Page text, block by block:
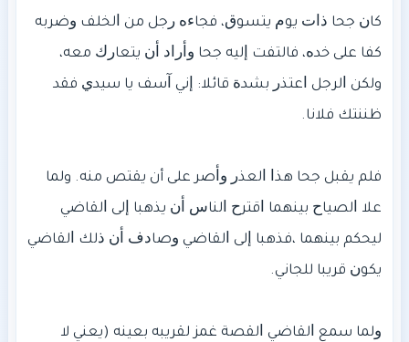
ﻛﺎﻥ ﺟﺤﺎ ﺫﺍﺕ ﻳﻮﻡ ﻳﺘﺴﻮﻕ، فجاﺀﻩ ﺭﺟﻞ ﻣﻦ ﺍﻟﺨﻠﻒ ﻭﺿﺮﺑﻪ
ﻛﻔﺎ ﻋﻠﻰ ﺧﺪﻩ، فاﻟﺘﻔﺖ ﺇﻟﻴﻪ ﺟﺤﺎ ﻭﺃﺭﺍﺩ ﺃﻥ ﻳﺘﻌﺎﺭﻙ ﻣﻌﻪ،
وﻟﻜﻦ ﺍﻟﺮﺟﻞ ﺍﻋﺘﺬﺭ ﺑﺸﺪﺓ ﻗﺎﺋﻼ: ﺇﻧﻲ ﺁﺳﻒ ﻳﺎ ﺳﻴﺪﻱ ﻓﻘﺪ
ﻓﻠﻢ ﻳﻘﺒﻞ ﺟﺤﺎ ﻫﺬﺍ ﺍﻟﻌﺬﺭ ﻭﺃﺻﺮ ﻋﻠﻰ أن يقتص منه. وﻟﻤﺎ
ﻋﻼ ﺍﻟﺼﻴﺎﺡ ﺑﻴﻨﻬﻤﺎ ﺍﻗﺘﺮﺡ ﺍﻟﻨﺎﺱ ﺃﻥ ﻳﺬﻫﺒﺎ ﺇﻟﻰ ﺍﻟﻘﺎﺿﻲ
ﻟﻴﺤﻜﻢ ﺑﻴﻨﻬﻤﺎ ،ﻓﺬﻫﺒﺎ ﺇﻟﻰ ﺍﻟﻘﺎﺿﻲ ﻭﺻﺎﺩﻑ ﺃﻥ ﺫﻟﻚ ﺍﻟﻘﺎﺿﻲ
ﻭﻟﻤﺎ ﺳﻤﻊ ﺍﻟﻘﺎﺿﻲ ﺍﻟﻘﺼﺔ ﻏﻤﺰ ﻟﻘﺮﻳﺒﻪ ﺑﻌﻴﻨﻪ (ﻳﻌﻨﻲ ﻻ